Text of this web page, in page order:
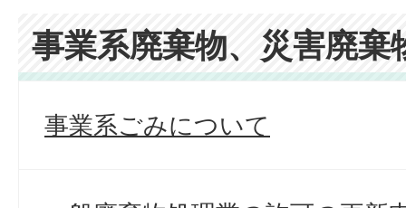
事業系廃棄物、災害廃棄
事業系ごみについて